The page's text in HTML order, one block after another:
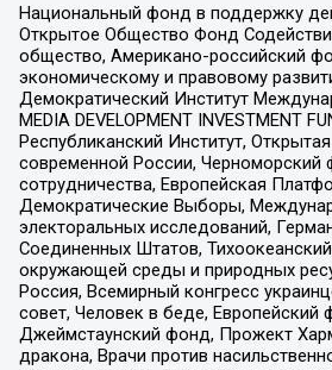
Национальный фонд в поддержку
Открытое Общество Фонд
общество, Американо-российский
экономическому и правовому
Демократический Институт
MEDIA DEVELOPMENT INVESTMENT
Республиканский Институт,
современной России, Черноморский
сотрудничества, Европейская
Демократические Выборы,
электоральных исследований,
Соединенных Штатов,
окружающей среды и природных
Россия, Всемирный конгресс
совет, Человек в беде,
Джеймстаунский фонд, Прожект
дракона, Врачи против